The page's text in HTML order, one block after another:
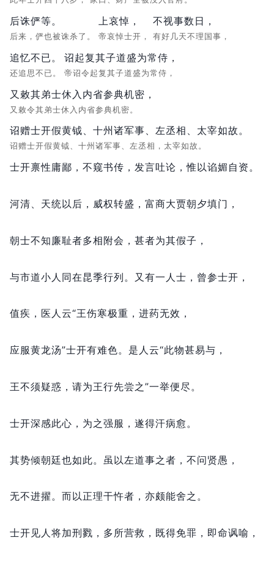
后诛俨等。
后来，俨也被诛杀了。
上哀悼，
帝哀悼士开，
不视事数日，
有好几天不理国事，
追忆不已。
还追思不已。
诏起复其子道盛为常侍，
帝诏令起复其子道盛为常侍，
又敕其弟士休入内省参典机密，
又敕令其弟士休入内省参典机密。
诏赠士开假黄钺、十州诸军事、左丞相、太宰如故。
诏赠士开假黄钺、十州诸军事、左丞相，太宰如故。
士开禀性庸鄙， 不窥书传， 发言吐论，惟以谄媚自资。
河清、天统以后， 威权转盛， 富商大贾朝夕填门，
朝士不知廉耻者多相附会， 甚者为其假子，
与市道小人同在昆季行列。 又有一人士， 曾参士开，
值疾， 医人云“王伤寒极重， 进药无效，
应服黄龙汤”士开有难色。 是人云“此物甚易与，
王不须疑惑， 请为王行先尝之”一举便尽。
士开深感此心， 为之强服， 遂得汗病愈。
其势倾朝廷也如此。 虽以左道事之者， 不问贤愚，
无不进擢。 而以正理干忤者， 亦颇能舍之。
士开见人将加刑戮， 多所营救， 既得免罪， 即命讽喻，